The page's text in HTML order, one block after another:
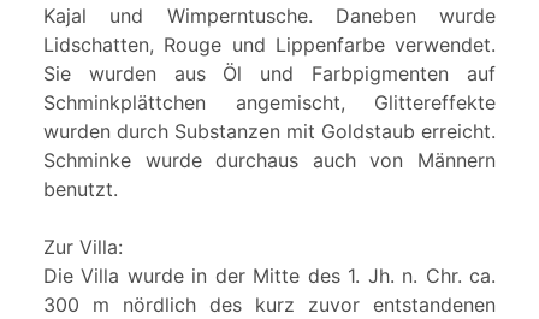
Kajal und Wimperntusche. Daneben wurde
Lidschatten, Rouge und Lippenfarbe verwendet.
Sie wurden aus Öl und Farbpigmenten auf
Schminkplättchen angemischt, Glittereffekte
wurden durch Substanzen mit Goldstaub erreicht.
Schminke wurde durchaus auch von Männern
benutzt.
Zur Villa:
Die Villa wurde in der Mitte des 1. Jh. n. Chr. ca.
300 m nördlich des kurz zuvor entstandenen